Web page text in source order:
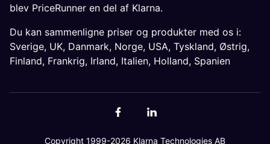
blev PriceRunner en del af Klarna.
Du kan sammenligne priser og produkter med os i:
Sverige, UK, Danmark, Norge, USA, Tyskland, Østrig,
Finland, Frankrig, Irland, Italien, Holland, Spanien
Copyright 1999-2026 Klarna Technologies AB